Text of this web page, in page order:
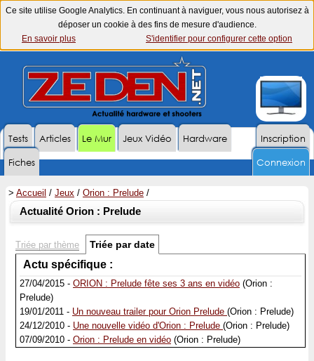
Ce site utilise Google Analytics. En continuant à naviguer, vous nous autorisez à
déposer un cookie à des fins de mesure d'audience.
En savoir plus
S'identifier pour configurer cette option
Inscription
Tests Articles Le Mur Jeux Vidéo
Hardware
Fiches
Connexion
> Accueil / Jeux / Orion : Prelude /
Actualité Orion : Prelude
Triée par thème Triée par date
Actu spécifique :
27/04/2015 - ORION : Prelude fête ses 3 ans en vidéo (Orion :
Prelude)
19/01/2011 - Un nouveau trailer pour Orion Prelude (Orion : Prelude)
24/12/2010 - Une nouvelle vidéo d'Orion : Prelude (Orion : Prelude)
07/09/2010 - Orion : Prelude en vidéo (Orion : Prelude)